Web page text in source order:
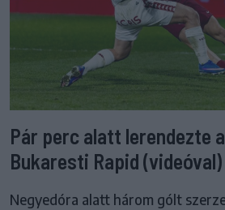
Pár perc alatt lerendezte
Bukaresti Rapid (videóval)
Negyedóra alatt három gólt